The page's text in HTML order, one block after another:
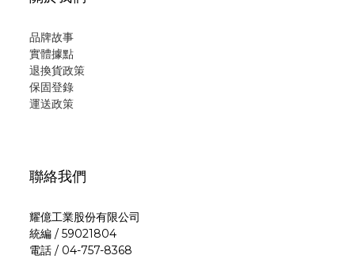
品牌故事
實體據點
退換貨政策
保固登錄
運送政策
聯絡我們
耀億工業股份有限公司
統編 / 59021804
電話 / 04-757-8368